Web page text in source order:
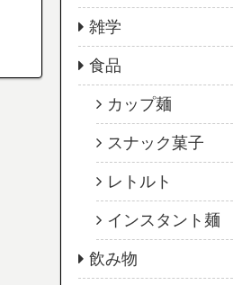
雑学
食品
カップ麺
スナック菓子
レトルト
インスタント麺
飲み物